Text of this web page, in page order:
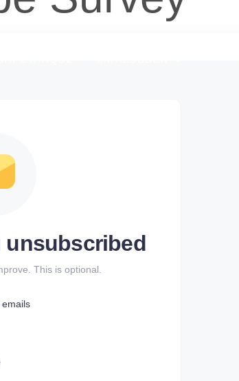
unsubscribed
This is optional.